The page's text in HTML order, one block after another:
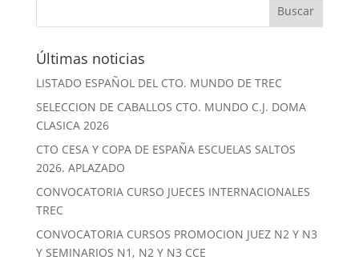
Últimas noticias
LISTADO ESPAÑOL DEL CTO. MUNDO DE TREC
SELECCION DE CABALLOS CTO. MUNDO C.J. DOMA
CLASICA 2026
CTO CESA Y COPA DE ESPAÑA ESCUELAS SALTOS
2026. APLAZADO
CONVOCATORIA CURSO JUECES INTERNACIONALES
TREC
CONVOCATORIA CURSOS PROMOCION JUEZ N2 Y N3
Y SEMINARIOS N1, N2 Y N3 CCE